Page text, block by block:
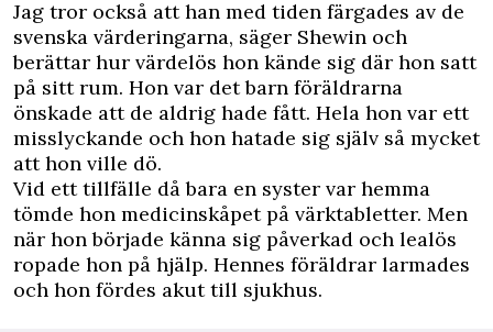
Jag tror också att han med tiden färgades av de
svenska värderingarna, säger Shewin och
berättar hur värdelös hon kände sig där hon satt
på sitt rum. Hon var det barn föräldrarna
önskade att de aldrig hade fått. Hela hon var ett
misslyckande och hon hatade sig själv så mycket
att hon ville dö.
Vid ett tillfälle då bara en syster var hemma
tömde hon medicinskåpet på värktabletter. Men
när hon började känna sig påverkad och lealös
ropade hon på hjälp. Hennes föräldrar larmades
och hon fördes akut till sjukhus.